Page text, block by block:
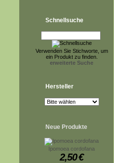
Schnellsuche
Verwenden Sie Stichworte, um
ein Produkt zu finden.
erweiterte Suche
Hersteller
Neue Produkte
Ipomoea cordofana
2,50€